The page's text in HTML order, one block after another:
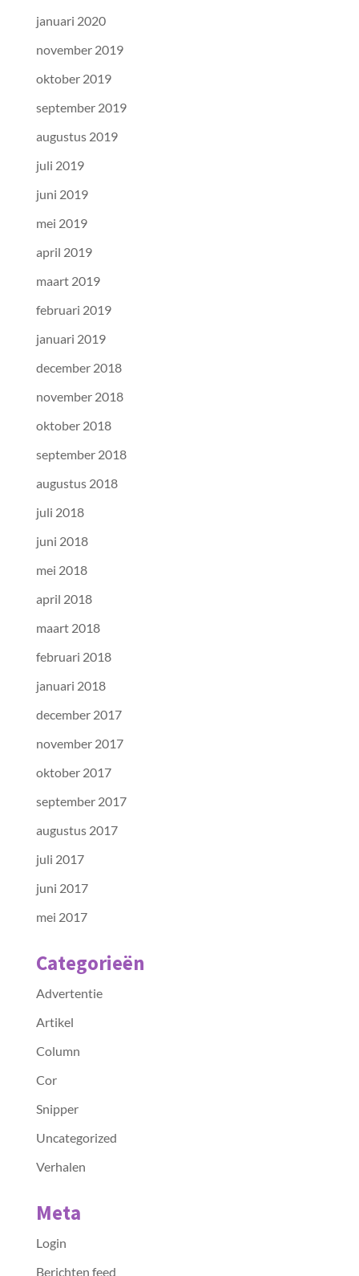
januari 2020
november 2019
oktober 2019
september 2019
augustus 2019
juli 2019
juni 2019
mei 2019
april 2019
maart 2019
februari 2019
januari 2019
december 2018
november 2018
oktober 2018
september 2018
augustus 2018
juli 2018
juni 2018
mei 2018
april 2018
maart 2018
februari 2018
januari 2018
december 2017
november 2017
oktober 2017
september 2017
augustus 2017
juli 2017
juni 2017
mei 2017
Categorieën
Advertentie
Artikel
Column
Cor
Snipper
Uncategorized
Verhalen
Meta
Login
Berichten feed